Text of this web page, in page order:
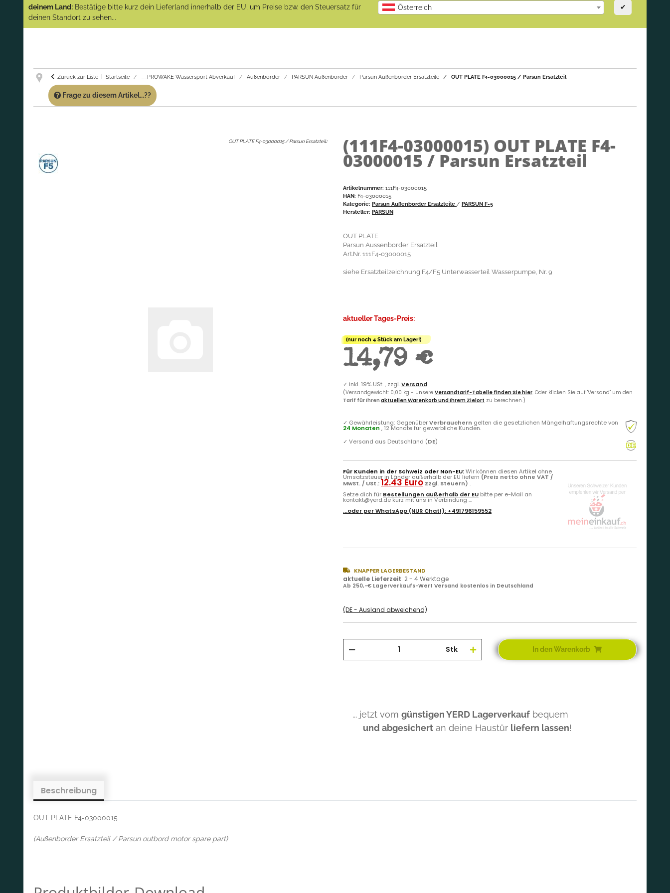
(Abverkauf)!
GARANTIE UND SERVICE:
Artikeln einfach an!
deinem Land: Bestätige bitte kurz dein Lieferland innerhalb der EU, um Preise bzw. den Steuersatz für
deinen Standort zu sehen...
Österreich ✔
Zurück zur Liste Startseite __PROWAKE Wassersport Abverkauf Außenborder PARSUN Außenborder Parsun Außenborder Ersatzteile OUT PLATE F4-03000015 / Parsun Ersatzteil
Frage zu diesem Artikel...??
OUT PLATE F4-03000015 / Parsun Ersatzteil: (111F4-03000015) OUT PLATE F4-
03000015 / Parsun Ersatzteil
Artikelnummer: 111F4-03000015
HAN: F4-03000015
Kategorie: Parsun Außenborder Ersatzteile / PARSUN F-5
Hersteller: PARSUN
OUT PLATE
Parsun Aussenborder Ersatzteil
Art.Nr. 111F4-03000015
siehe Ersatzteilzeichnung F4/F5 Unterwasserteil Wasserpumpe, Nr. 9
aktueller Tages-Preis:
(nur noch 4 Stück am Lager!)
14,79 €
✓ inkl. 19% USt. , zzgl.Versand
(Versandgewicht: 0,00 kg - Unsere Versandtarif-Tabelle finden Sie hier. Oder klicken Sie auf "Versand" um den
Tarif für Ihren aktuellen Warenkorb und Ihrem Zielort zu berechnen.)
✓ Gewährleistung: GegenüberVerbrauchern gelten die gesetzlichen Mängelhaftungsrechte von
24 Monaten , 12 Monate für gewerbliche Kunden.
✓ Versand aus Deutschland (DE)
Für Kunden in der Schweiz oder Non-EU:Wir können diesen Artikel ohne
Umsatzsteuer in Länder außerhalb der EU liefern (Preis netto ohne VAT /
MwSt. / USt.:12.43 Euro zzgl. Steuern) .
Setze dich für Bestellungen außerhalb der EU bitte per e-Mail an
kontakt@yerd.de kurz mit uns in Verbindung ...
...oder perWhatsApp (NUR Chat!): +491796159552
KNAPPER LAGERBESTAND
aktuelle Lieferzeit: 2 - 4 Werktage
Ab 250,-€ Lagerverkaufs-Wert Versand kostenlos in Deutschland
(DE - Ausland abweichend)
Stk In den Warenkorb
... jetzt vom günstigen YERD Lagerverkauf bequem
und abgesichert an deine Haustür liefern lassen!
Beschreibung
OUT PLATE F4-03000015
(Außenborder Ersatzteil / Parsun outbord motor spare part)